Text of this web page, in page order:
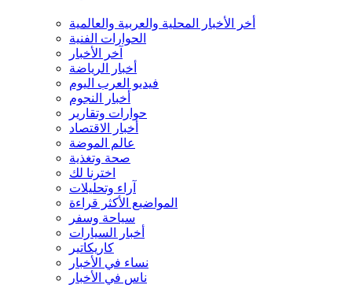
أخر الأخبار المحلية والعربية والعالمية
الحوارات الفنية
آخر الأخبار
أخبار الرياضة
فيديو العرب اليوم
أخبار النجوم
حوارات وتقارير
أخبار الاقتصاد
عالم الموضة
صحة وتغذية
اخترنا لك
آراء وتحليلات
المواضيع الأكثر قراءة
سياحة وسفر
أخبار السيارات
كاريكاتير
نساء في الأخبار
ناس في الأخبار